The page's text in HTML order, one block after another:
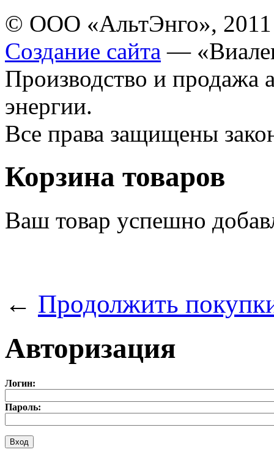
© ООО «АльтЭнго», 2011
Создание сайта —
Производство и продажа
энергии.
Все права защищены
Корзина товаров
Ваш товар успешно
← Продолжить
Авторизация
Логин:
Пароль: